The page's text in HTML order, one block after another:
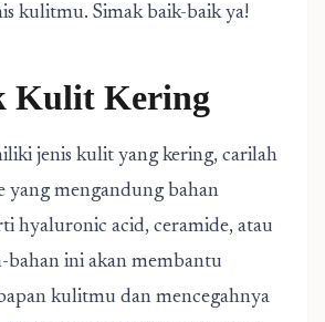
kulitmu. Simak baik-baik ya!
Kulit Kering
jenis kulit yang kering, carilah
yang mengandung bahan
hyaluronic acid, ceramide, atau
bahan ini akan membantu
kulitmu dan mencegahnya